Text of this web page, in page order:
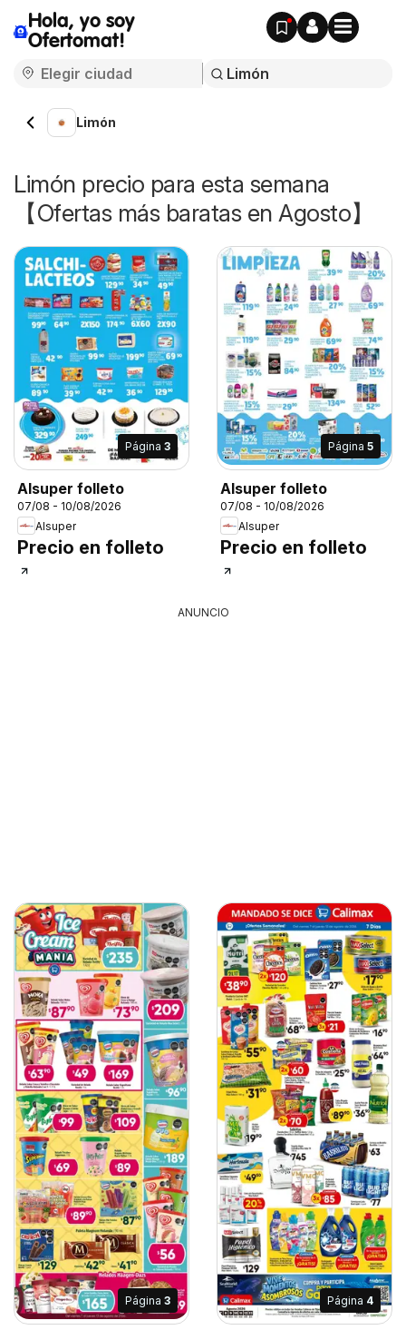
Hola, yo soy
Ofertomat!
Limón
Limón precio para esta semana
【Ofertas más baratas en Agosto】
Página 3
Alsuper folleto
07/08 - 10/08/2026
Alsuper
Precio en folleto
Página 5
Alsuper folleto
07/08 - 10/08/2026
Alsuper
Precio en folleto
ANUNCIO
Página 3 Página 4